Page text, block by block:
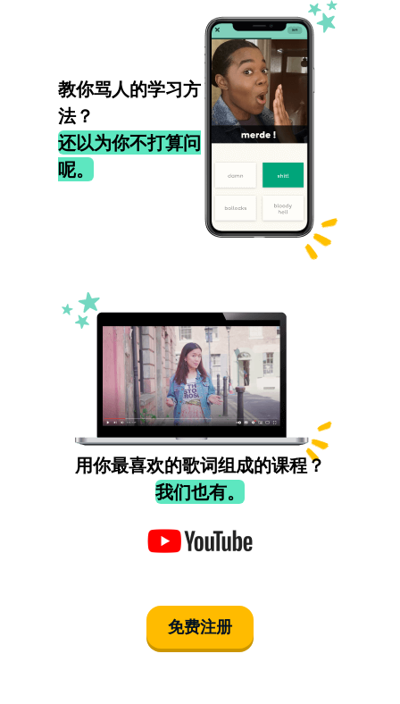
教你骂人的学习方
法？
还以为你不打算问
呢。
用你最喜欢的歌词组成的课程？
我们也有。
免费注册